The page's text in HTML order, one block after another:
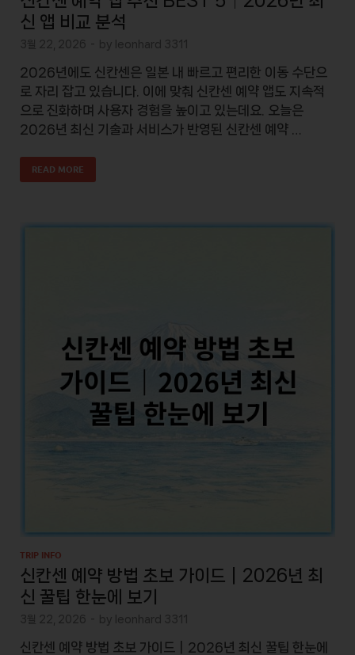
신 앱 비교 분석
3월 22, 2026 - by leonhard 3311
2026년에도 신칸센은 일본 내 빠르고 편리한 이동 수단으
로 자리 잡고 있습니다. 이에 맞춰 신칸센 예약 앱도 지속적
으로 진화하며 사용자 경험을 높이고 있는데요. 오늘은
2026년 최신 기술과 서비스가 반영된 신칸센 예약 …
READ MORE
TRIP INFO
신칸센 예약 방법 초보 가이드｜2026년 최
신 꿀팁 한눈에 보기
3월 22, 2026 - by leonhard 3311
신칸센 예약 방법 초보 가이드｜2026년 최신 꿀팁 한눈에